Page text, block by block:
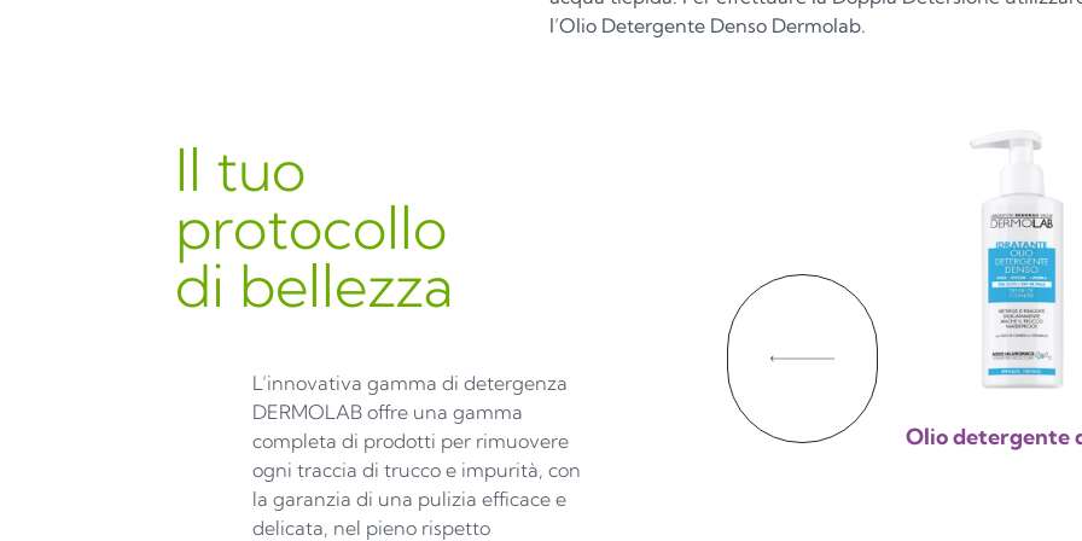
l’Olio Detergente Denso Dermolab.
Il tuo
protocollo
di bellezza
L’innovativa gamma di detergenza
DERMOLAB offre una gamma
completa di prodotti per rimuovere
ogni traccia di trucco e impurità, con
la garanzia di una pulizia efficace e
delicata, nel pieno rispetto
Olio detergente